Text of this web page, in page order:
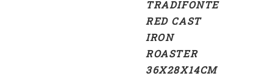
TRADIFONTE
RED CAST
IRON
ROASTER
36X28X14CM